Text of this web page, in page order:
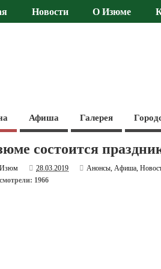
Новости О Изюме
Афиша Галерея
состоится
Изюм 28.03.2019 Анонсы,Афиша,
1966